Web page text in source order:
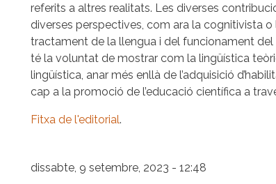
referits a altres realitats. Les diverses
diverses perspectives, com ara la cognitivista
tractament de la llengua i del funcionament
té la voluntat de mostrar com la lingüística
lingüística, anar més enllà de l’adquisició
cap a la promoció de l’educació científica a
Fitxa de l'editorial.
dissabte, 9 setembre, 2023 - 12:48